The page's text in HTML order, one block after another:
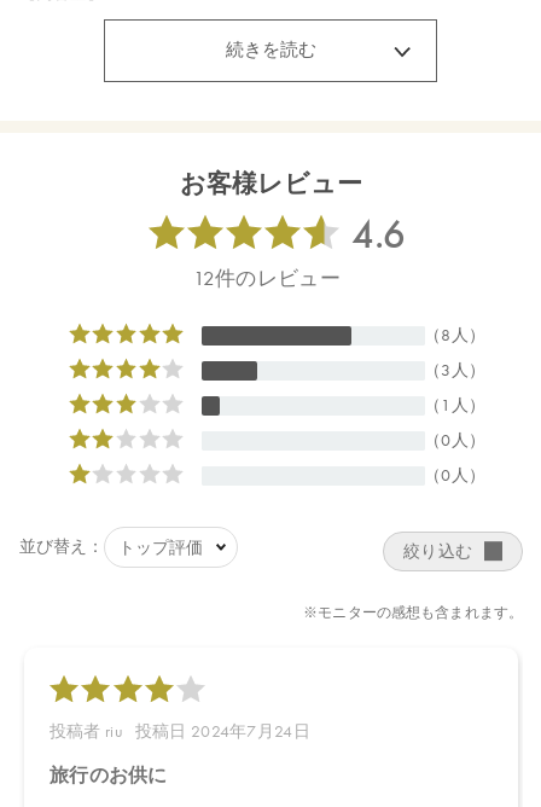
■エッフェオーガニック モアブライトニング クレンジングリキッ
■エッフェオーガニック モアブライトニング ジェルウォッシュ ミ
■エッフェオーガニック モアブライトニング クレンジングリキッ
■エッフェオーガニック モアブライトニング ジェルウォッシュ ミ
■エッフェオーガニック モアブライトニング ローション ミニ：
30×30×111㎜
■エッフェオーガニック モアブライトニング ミルク ミニ：
30×30×111㎜
【全成分】
■エッフェオーガニック モアブライトニング クレンジングリキッ
温泉水、水、デシルグルコシド、アロエベラ液汁＊、グリセリ
ン、プロパンジオール、ジイソステアリン酸ポリグリセリル－１
０、ペンチレングリコール、イヌリン、ココイルグルタミン酸２
菌培養溶解質、乳酸桿菌発酵液、ケトグルタル酸、加水分解コメ
ラベリフォリア葉／茎エキス、サピンヅストリホリアツス果実エ
キス、ビルベリー果実エキス、サトウキビエキス、レモン果実エ
キス、オレンジ果実エキス、サトウカエデエキス、ホホバ種子
油、キサンタンガム、アルギニン、トレハロース、スクワラン、
アスコルビン酸、ビターオレンジ花油＊、ビターオレンジ葉／枝
続きを読む
お客様レビュー